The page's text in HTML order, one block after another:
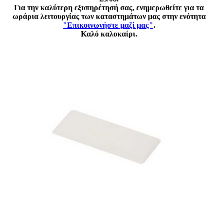
Για την καλύτερη εξυπηρέτησή σας, ενημερωθείτε για τα
ωράρια λειτουργίας των καταστημάτων μας στην ενότητα
"Επικοινωνήστε μαζί μας".
Καλό καλοκαίρι.